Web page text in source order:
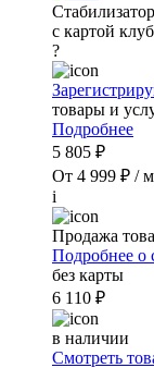
с картой
?
товары и
Подробнее
5 805 ₽
От 4 999 ₽ /
i
Продажа
Подробнее о
без карты
6 110 ₽
в наличии
Смотреть